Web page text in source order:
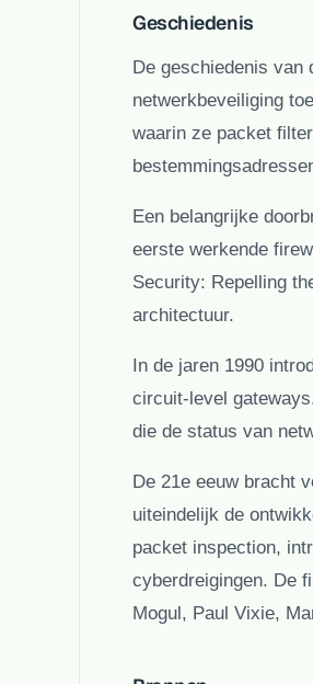
Geschiedenis
De geschiedenis van
netwerkbeveiliging
waarin ze packet
Een belangrijke
eerste werkende
Security: Repelling
architectuur.
In de jaren 1990
circuit-level gateways
die de status van
De 21e eeuw bracht
uiteindelijk de
packet inspection,
cyberdreigingen. De
Mogul, Paul Vixie,